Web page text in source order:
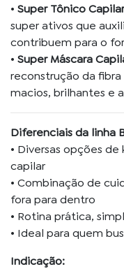
• Super Tônico
super ativos que
contribuem para o
• Super Máscara
reconstrução da
macios, brilhantes e
Diferenciais da linha
• Diversas opções
capilar
• Combinação de
fora para dentro
• Rotina prática,
• Ideal para quem
Indicação: